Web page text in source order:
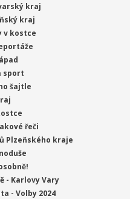
kraj
kraj
v kostce
sport
šajtle
řeči
Plzeňského kraje
- Karlovy Vary
- Volby 2024